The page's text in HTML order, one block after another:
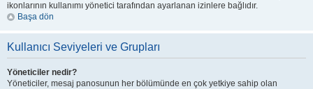
ikonlarının kullanımı yönetici tarafından ayarlanan izinlere bağlıdır.
Başa dön
Kullanıcı Seviyeleri ve Grupları
Yöneticiler nedir?
Yöneticiler, mesaj panosunun her bölümünde en çok yetkiye sahip olan